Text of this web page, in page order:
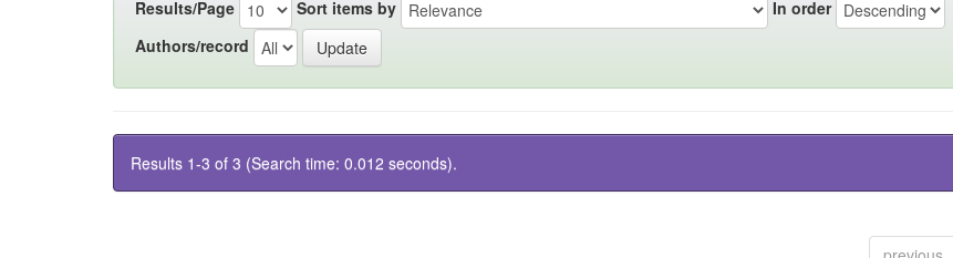
Results/Page Sort items by
In order
Authors/record
Results 1-3 of 3 (Search time: 0.012 seconds).